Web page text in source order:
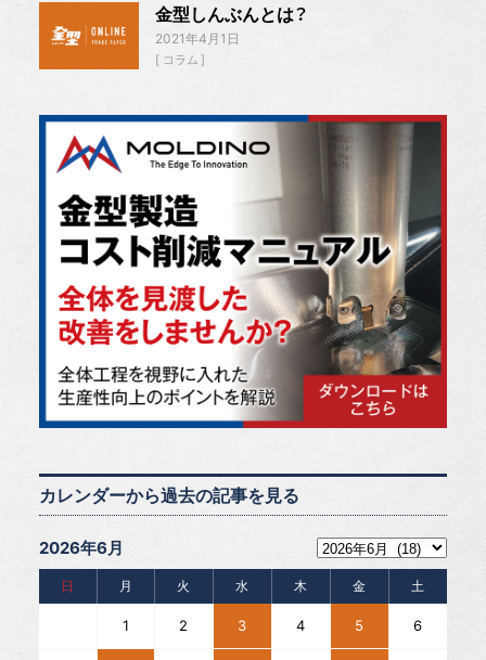
金型しんぶんとは？
2021年4月1日
コラム
カレンダーから過去の記事を見る
2026年6月
日 月 火 水 木 金 土
1 2 3 4 5 6